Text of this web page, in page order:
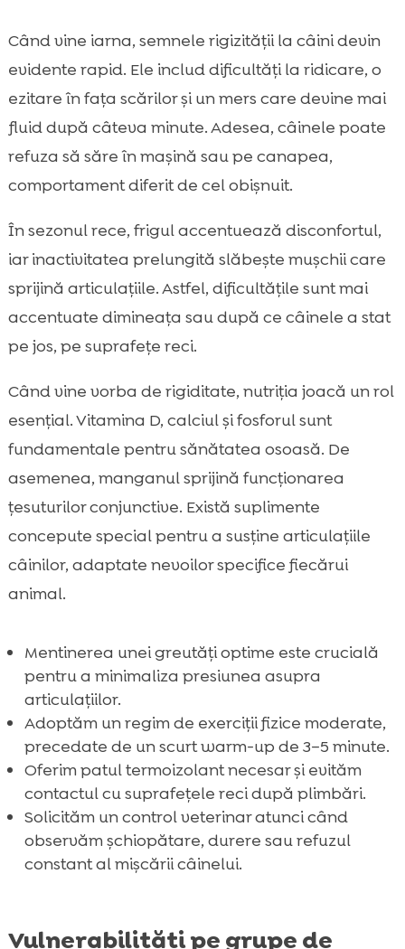
Când vine iarna, semnele rigizității la câini devin
evidente rapid. Ele includ dificultăți la ridicare, o
ezitare în fața scărilor și un mers care devine mai
fluid după câteva minute. Adesea, câinele poate
refuza să săre în mașină sau pe canapea,
comportament diferit de cel obișnuit.
În sezonul rece, frigul accentuează disconfortul,
iar inactivitatea prelungită slăbește mușchii care
sprijină articulațiile. Astfel, dificultățile sunt mai
accentuate dimineața sau după ce câinele a stat
pe jos, pe suprafețe reci.
Când vine vorba de rigiditate, nutriția joacă un rol
esențial. Vitamina D, calciul și fosforul sunt
fundamentale pentru sănătatea osoasă. De
asemenea, manganul sprijină funcționarea
țesuturilor conjunctive. Există suplimente
concepute special pentru a susține articulațiile
câinilor, adaptate nevoilor specifice fiecărui
animal.
Mentinerea unei greutăți optime este crucială
pentru a minimaliza presiunea asupra
articulațiilor.
Adoptăm un regim de exerciții fizice moderate,
precedate de un scurt warm-up de 3–5 minute.
Oferim patul termoizolant necesar și evităm
contactul cu suprafețele reci după plimbări.
Solicităm un control veterinar atunci când
observăm șchiopătare, durere sau refuzul
constant al mișcării câinelui.
Vulnerabilități pe grupe de